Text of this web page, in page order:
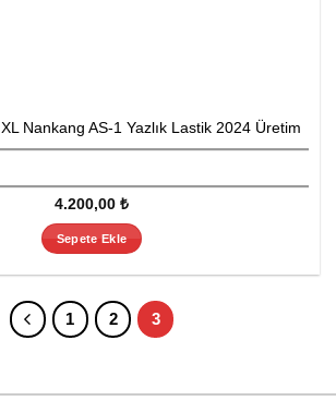
Nankang AS-1 Yazlık Lastik 2024 Üretim
4.200,00 ₺
Sepete Ekle
1 2 3